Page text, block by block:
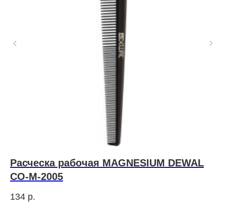
Расческа рабочая MAGNESIUM DEWAL
CO-M-2005
134 р.